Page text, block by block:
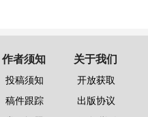
作者须知
投稿须知
稿件跟踪
关于我们
开放获取
出版协议